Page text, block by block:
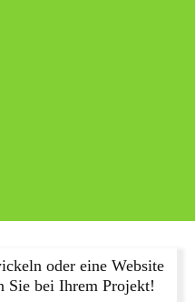
oder eine Website
Sie bei Ihrem Projekt!